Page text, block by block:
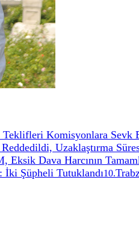
Teklifleri Komisyonlara Sevk
Uzaklaştırma
Eksik Dava Harcının
İki Şüpheli Tutuklandı10.